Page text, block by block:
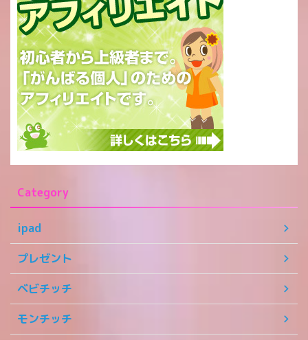
Category
ipad
プレゼント
ベビチッチ
モンチッチ